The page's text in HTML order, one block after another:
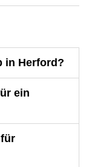
in Herford?
ein